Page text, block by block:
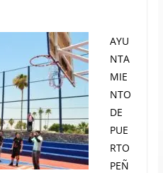
AYU
NTA
MIE
NTO
DE
PUE
RTO
PEÑ